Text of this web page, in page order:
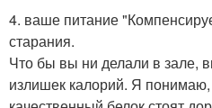
4. ваше питание
старания.
Что бы вы ни делали в зале,
излишек калорий. Я